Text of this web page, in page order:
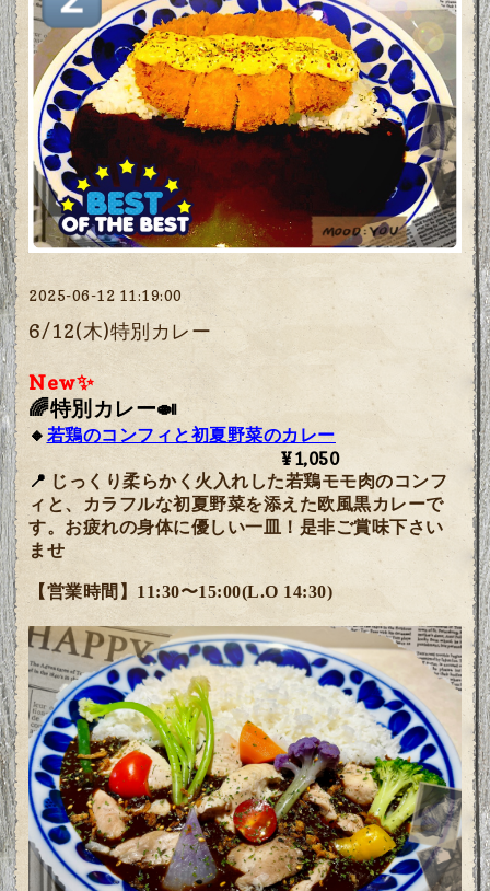
2025-06-12 11:19:00
6/12(木)特別カレー
New✨
🌈特別カレー🍛
🔸 若鶏のコンフィと初夏野菜のカレー
¥1,050
📍 じっくり柔らかく火入れした若鶏モモ肉のコンフ
ィと、カラフルな初夏野菜を添えた欧風黒カレーで
す。 お疲れの身体に優しい一皿！是非ご賞味下さい
ませ
【営業時間】11:30〜15:00(L.O 14:30)